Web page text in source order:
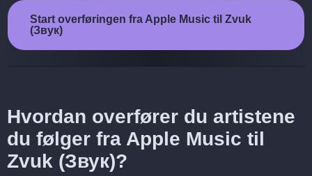
Start overføringen fra Apple Music til Zvuk
(Звук)
Hvordan overfører du artistene
du følger fra Apple Music til
Zvuk (Звук)?